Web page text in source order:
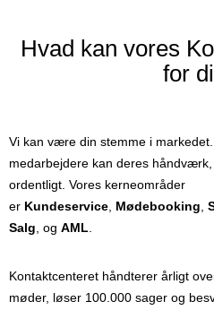
Hvad kan vores
for
Vi kan være din stemme i
medarbejdere kan deres
ordentligt. Vores kerneområder
er Kundeservice Mødebooking
Salg , og AML
Kontaktcenteret håndterer årligt
møder, løser 100.000 sager og